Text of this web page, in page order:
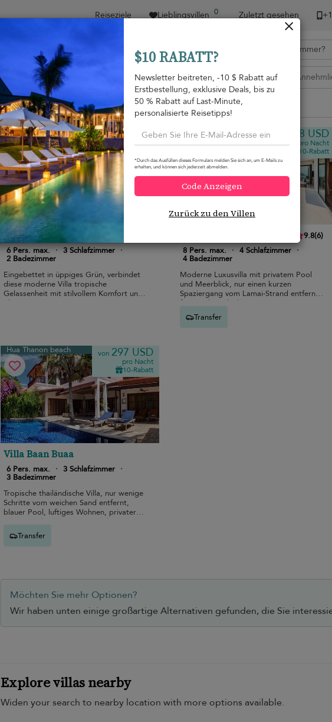
Reiseziele Lieblingsvillen 0 Zuletzt gesehen
Sortieren nach Preisspanne Kollektionen Location
Familien-Specials
Hua Thanon beach von164 USD
pro Nacht
10-Rabatt
Villa Sereniwood 1
6 Pers. max. · 3 Schlafzimmer ·
2 Badezimmer
Eingebettet in üppiges Grün, verbindet
diese moderne Villa tropische
Gelassenheit mit stilvollem Komfort und
Eleganz
Lamai beach 248 USD
pro Nacht
10-Rabatt
9.8(6)
8 Pers. max. · 4 Schlafzimmer ·
4 Badezimmer
Moderne Luxusvilla mit privatem Pool
und Meerblick, nur einen kurzen
Spaziergang vom Lamai-Strand entfernt,
für Familienurlaube.
Transfer
Hua Thanon beach von 297 USD
pro Nacht
10-Rabatt
Villa Baan Buaa
6 Pers. max. · 3 Schlafzimmer ·
3 Badezimmer
Tropische thailändische Villa, nur wenige
Schritte vom weichen Sand entfernt,
blauer Pool, luftiges Wohnen, privater
Garten und entspannte Hua Thanon
Beach Vibes.
Transfer
Möchten Sie mehr Optionen?
Wir haben unten einige großartige Alternativen gefunden, die Sie
Explore villas nearby
Widen your search to nearby location with more options available.
$10 RABATT?
Newsletter beitreten, -10 $ Rabatt auf
Erstbestellung, exklusive Deals, bis zu
50 % Rabatt auf Last-Minute,
personalisierte Reisetipps!
*Durch das Ausfüllen dieses Formulars melden Sie sich an, um E-Mails zu
erhalten, und können sich jederzeit abmelden.
Code Anzeigen
Zurück zu den Villen